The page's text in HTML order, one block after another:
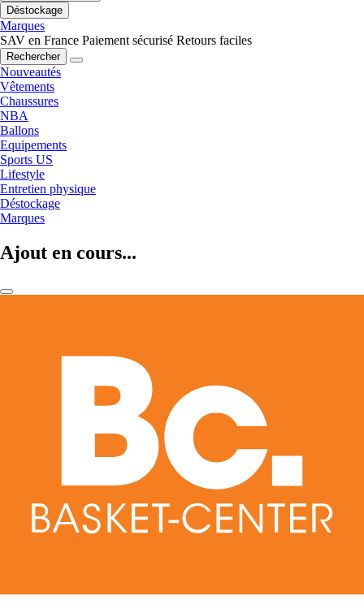
Déstockage
Marques
SAV en France Paiement sécurisé Retours faciles
Rechercher
Nouveautés
Vêtements
Chaussures
NBA
Ballons
Equipements
Sports US
Lifestyle
Entretien physique
Déstockage
Marques
Ajout en cours...